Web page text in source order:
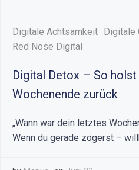
Digitale Achtsamkeit Digitale
Red Nose Digital
Digital Detox – So holst
Wochenende zurück
„Wann war dein letztes
Wenn du gerade zögerst –